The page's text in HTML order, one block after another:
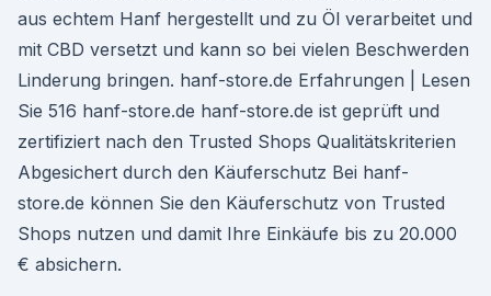
aus echtem Hanf hergestellt und zu Öl verarbeitet und
mit CBD versetzt und kann so bei vielen Beschwerden
Linderung bringen. hanf-store.de Erfahrungen | Lesen
Sie 516 hanf-store.de hanf-store.de ist geprüft und
zertifiziert nach den Trusted Shops Qualitätskriterien
Abgesichert durch den Käuferschutz Bei hanf-
store.de können Sie den Käuferschutz von Trusted
Shops nutzen und damit Ihre Einkäufe bis zu 20.000
€ absichern.